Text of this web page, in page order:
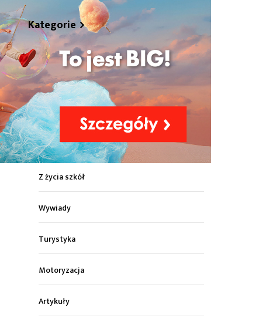
Kategorie
Z życia miasta
Sport
Kultura
Wiadomości z regionu
Z życia szkół
Wywiady
Turystyka
Motoryzacja
Artykuły